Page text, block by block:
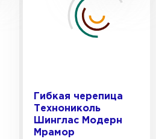
Гибкая черепица
Технониколь
Шинглас Модерн
Мрамор